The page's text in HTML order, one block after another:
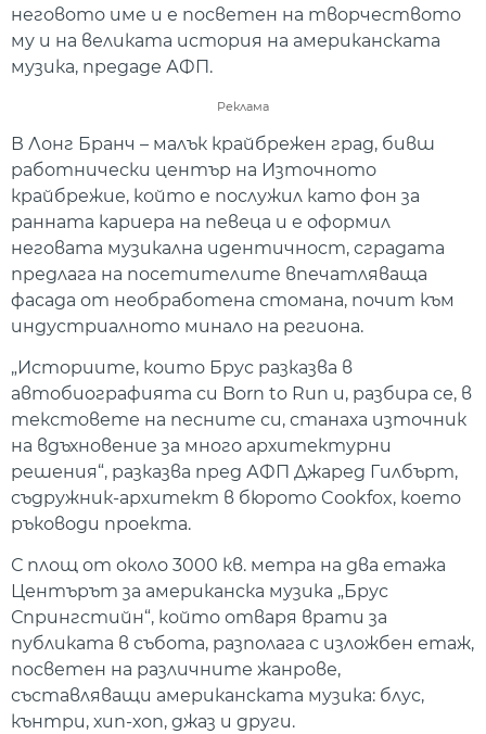
неговото име и е посветен на творчеството
му и на великата история на американската
музика, предаде АФП.
Реклама
В Лонг Бранч – малък крайбрежен град, бивш
работнически център на Източното
крайбрежие, който е послужил като фон за
ранната кариера на певеца и е оформил
неговата музикална идентичност, сградата
предлага на посетителите впечатляваща
фасада от необработена стомана, почит към
индустриалното минало на региона.
„Историите, които Брус разказва в
автобиографията си Born to Run и, разбира се, в
текстовете на песните си, станаха източник
на вдъхновение за много архитектурни
решения“, разказва пред АФП Джаред Гилбърт,
съдружник-архитект в бюрото Cookfox, което
ръководи проекта.
С площ от около 3000 кв. метра на два етажа
Центърът за американска музика „Брус
Спрингстийн“, който отваря врати за
публиката в събота, разполага с изложбен етаж,
посветен на различните жанрове,
съставляващи американската музика: блус,
кънтри, хип-хоп, джаз и други.